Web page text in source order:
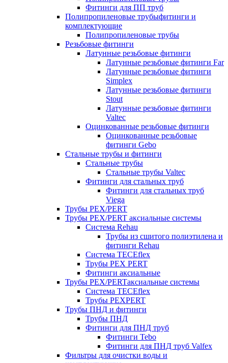
Фитинги для ПП труб
Полипропиленовые трубыфитинги и
комплектующие
Полипропиленовые трубы
Резьбовые фитинги
Латунные резьбовые фитинги
Латунные резьбовые фитинги Far
Латунные резьбовые фитинги
Simplex
Латунные резьбовые фитинги
Stout
Латунные резьбовые фитинги
Valtec
Оцинкованные резьбовые фитинги
Оцинкованные резьбовые
фитинги Gebo
Стальные трубы и фитинги
Стальные трубы
Стальные трубы Valtec
Фитинги для стальных труб
Фитинги для стальных труб
Viega
Трубы PEX/PERT
Трубы PEX/PERT аксиальные системы
Система Rehau
Трубы из сшитого полиэтилена и
фитинги Rehau
Система TECEflex
Трубы PEX PERT
Фитинги аксиальные
Трубы PEX/PERTаксиальные системы
Система TECEflex
Трубы PEXPERT
Трубы ПНД и фитинги
Трубы ПНД
Фитинги для ПНД труб
Фитинги Tebo
Фитинги для ПНД труб Valfex
Фильтры для очистки воды и